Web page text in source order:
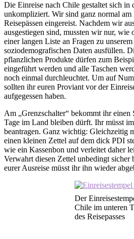
Die Einreise nach Chile gestaltet sich in
unkompliziert. Wir sind ganz normal am
Reisepässen eingereist. Nachdem wir
ausgestiegen sind, mussten wir nur,
einer langen Liste an Fragen zu
soziodemografischen Daten ausfüllen.
pflanzlichen Produkte dürfen zum
eingeführt werden und alle Taschen
noch einmal durchleuchtet. Um auf
sollten ihr euren Proviant vor der
aufgegessen haben.
Am „Grenzschalter“ bekommt ihr
Tage im Land bleiben dürft. Ihr müsst
beantragen. Ganz wichtig: Gleichzeitig
einen kleinen Zettel auf dem dick PDI
wie ein Kassenbon und verleitet daher
Verwahrt diesen Zettel unbedingt sicher
eurer Ausreise müsst ihr ihn wieder
Der
Chile im unteren
des Reisepasses